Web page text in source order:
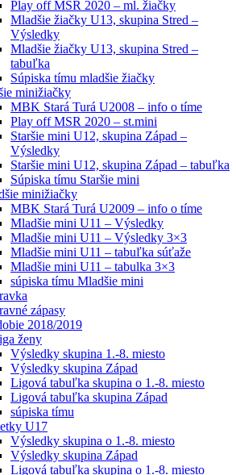
Play off MSR 2020 – ml. žiačky
Mladšie žiačky U13, skupina Stred –
Výsledky
Mladšie žiačky U13, skupina Stred –
tabuľka
Súpiska tímu mladšie žiačky
minižiačky
MBK Stará Turá U2008 – info o tíme
Play off MSR 2020 – st.mini
Staršie mini U12, skupina Západ –
Výsledky
Staršie mini U12, skupina Západ – tabuľka
Súpiska tímu Staršie mini
minižiačky
MBK Stará Turá U2009 – info o tíme
Mladšie mini U11 – Výsledky
Mladšie mini U11 – Výsledky 3×3
Mladšie mini U11 – tabuľka súťaže
Mladšie mini U11 – tabulka 3×3
súpiska tímu Mladšie mini
zápasy
2018/2019
ženy
Výsledky skupina 1.-8. miesto
Výsledky skupina Západ
Ligová tabuľka skupina o 1.-8. miesto
Ligová tabuľka skupina Západ
súpiska tímu
U17
Výsledky skupina o 1.-8. miesto
Výsledky skupina Západ
Ligová tabuľka skupina o 1.-8. miesto